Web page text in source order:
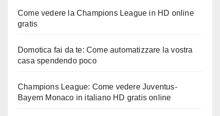
Come vedere la Champions League in HD online
gratis
Domotica fai da te: Come automatizzare la vostra
casa spendendo poco
Champions League: Come vedere Juventus-
Bayern Monaco in italiano HD gratis online